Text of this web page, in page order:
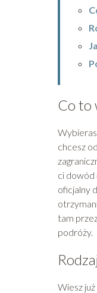
Co to
chcesz
ci dowód
oficjalny
tam
podróży.
Wiesz